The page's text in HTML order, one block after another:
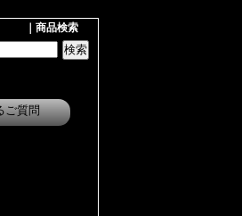
｜商品検索
ご質問